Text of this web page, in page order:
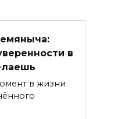
в
в жизни